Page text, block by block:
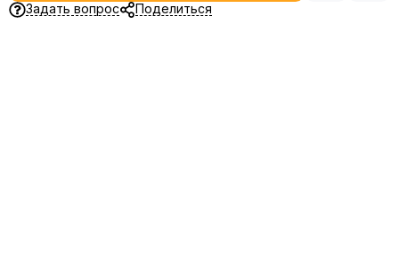
Задать вопрос Поделиться